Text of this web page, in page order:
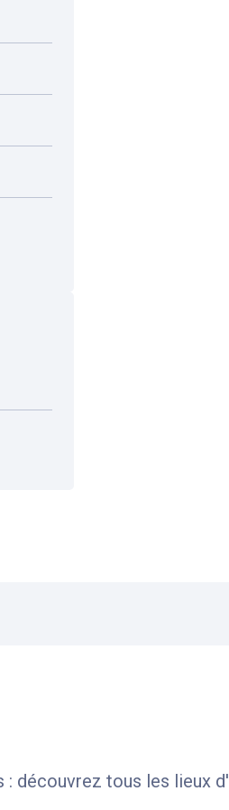
découvrez tous les lieux